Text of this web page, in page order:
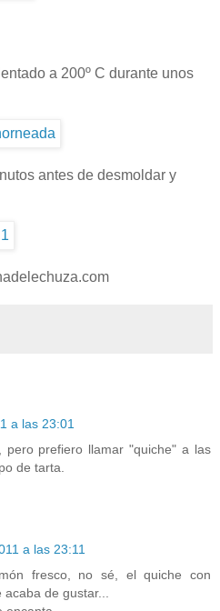
a 200º C durante unos
antes de desmoldar y
a las 23:01
pero prefiero llamar "quiche" a las
de tarta.
a las 23:11
fresco, no sé, el quiche con
de gustar...